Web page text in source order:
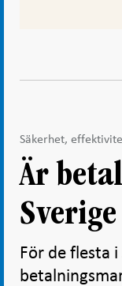
Säkerhet,
Är
För de flesta